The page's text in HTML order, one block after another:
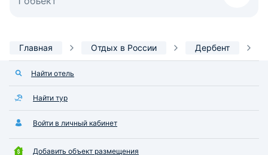
Главная Отдых в России Дербент
Найти отель
Найти тур
Войти в личный кабинет
Добавить объект размещения